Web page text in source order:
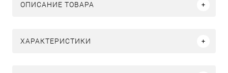
ОПИСАНИЕ ТОВАРА
ХАРАКТЕРИСТИКИ